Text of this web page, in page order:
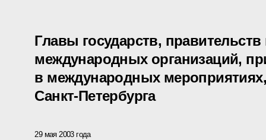
Главы государств,
международных организаций,
в международных
Санкт-Петербурга
29 мая 2003 года